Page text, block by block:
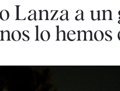
Lanza a
lo hemos